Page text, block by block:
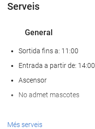
Serveis
General
Sortida fins a: 11:00
Entrada a partir de: 14:00
Ascensor
No admet mascotes
Serveis de recepci?
Més serveis